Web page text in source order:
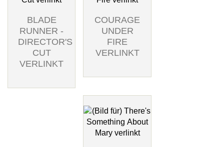
BLADE
RUNNER -
DIRECTOR'S
CUT
VERLINKT
COURAGE
UNDER
FIRE
VERLINKT